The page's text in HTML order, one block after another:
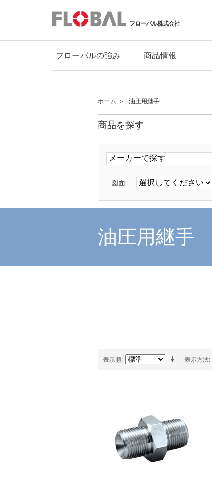
フローバル株式会社
フローバルの強み 商品情報
ホーム 油圧用継手
商品を探す
図面
油圧用継手
表示方法
表示順